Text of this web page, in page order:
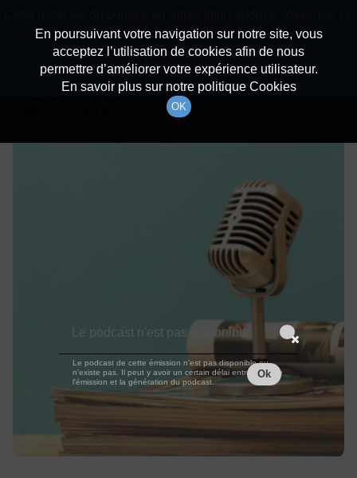
Détails De L'épisode
à 15h59
En poursuivant votre navigation sur notre site, vous
acceptez l’utilisation de cookies afin de nous
permettre d’améliorer votre expérience utilisateur.
En savoir plus sur notre politique Cookies
OK
dessous pour l'installer.
Non merci Télécharger l'application
Le podcast n'est pas disponible
Le podcast de cette émission n'est pas disponible ou
n'existe pas. Il peut y avoir un certain délai entre la fin de
l'émission et la génération du podcast.
Ok